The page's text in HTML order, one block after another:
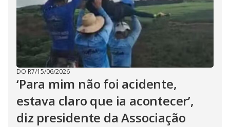
DO R7/15/06/2026
‘Para mim não foi acidente,
estava claro que ia acontecer’,
diz presidente da Associação